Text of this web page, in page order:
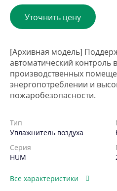
Уточнить цену
[Архивная модель]
автоматический контроль
производственных
энергопотреблении и
пожаробезопасности.
Тип
Увлажнитель воздуха
Серия
HUM
Все характеристики